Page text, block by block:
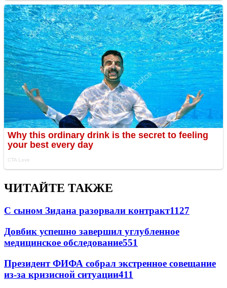
ЧИТАЙТЕ ТАКЖЕ
С сыном Зидана разорвали контракт1127
Довбик успешно завершил углубленное
медицинское обследование551
Президент ФИФА собрал экстренное совещание
из-за кризисной ситуации411